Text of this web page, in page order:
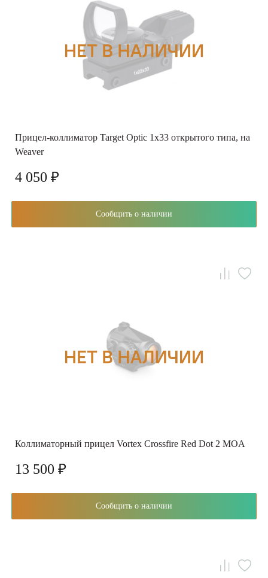
Прицел-коллиматор Target Optic 1х33 открытого типа, на
Weaver
4 050 ₽
Сообщить о наличии
Коллиматорный прицел Vortex Crossfire Red Dot 2 MOA
13 500 ₽
Сообщить о наличии